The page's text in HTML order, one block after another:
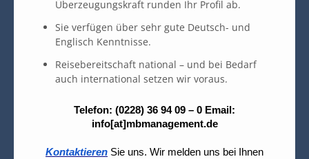
Überzeugungskraft runden Ihr Profil ab.
Sie verfügen über sehr gute Deutsch- und
Englisch Kenntnisse.
Reisebereitschaft national – und bei Bedarf
auch international setzen wir voraus.
Telefon: (0228) 36 94 09 – 0 Email:
info[at]mbmanagement.de
Kontaktieren Sie uns. Wir melden uns bei Ihnen